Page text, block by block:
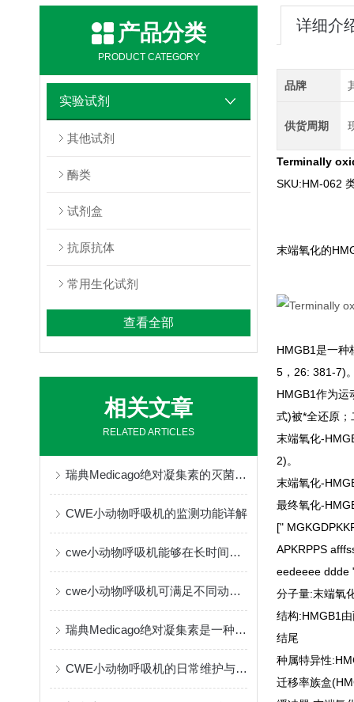
产品分类
PRODUCT CATEGORY
实验试剂
其他试剂
酶类
试剂盒
抗原抗体
常用生化试剂
查看全部
相关文章
RELATED ARTICLES
瑞典Medicago绝对凝集素的灭菌方式
CWE小动物呼吸机的监测功能详解
cwe小动物呼吸机能够在长时间实验中保持一致的输出
cwe小动物呼吸机可满足不同动物的生理需要
瑞典Medicago绝对凝集素是一种创新的免疫疗法
CWE小动物呼吸机的日常维护与保养指南
详细介
品牌
供货周期
Terminally
SKU:HM-062
末端氧化的
HMGB1是一种
5，26: 381-7)
HMGB1作为运
式)被*全还原
末端氧化-
2)。
末端氧化-
最终氧化-
["
APKRPPS
eedeeee ddde
分子量:末端氧
结构:HMGB1
结尾
种属特异性
迁移率族盒